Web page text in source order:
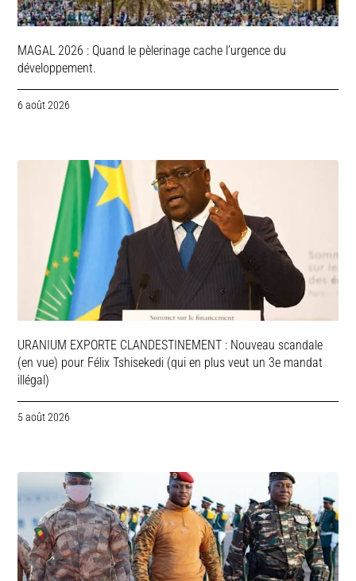
MAGAL 2026 : Quand le pèlerinage cache l’urgence du
développement.
6 août 2026
URANIUM EXPORTE CLANDESTINEMENT : Nouveau scandale
(en vue) pour Félix Tshisekedi (qui en plus veut un 3e mandat
illégal)
5 août 2026